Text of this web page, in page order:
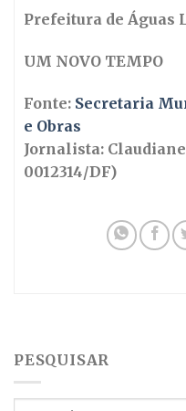
Prefeitura de Águas
UM NOVO TEMPO
Fonte: Secretaria
e Obras
Jornalista:
0012314/DF)
PESQUISAR